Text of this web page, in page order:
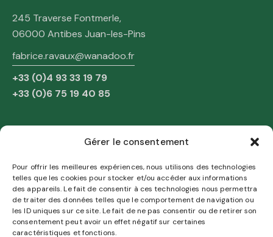
Gérer le consentement
Pour offrir les meilleures expériences, nous utilisons des technologies
telles que les cookies pour stocker et/ou accéder aux informations
des appareils. Le fait de consentir à ces technologies nous permettra
de traiter des données telles que le comportement de navigation ou
les ID uniques sur ce site. Le fait de ne pas consentir ou de retirer son
consentement peut avoir un effet négatif sur certaines
caractéristiques et fonctions.
245 Traverse Fontmerle,
06000 Antibes Juan-les-Pins
fabrice.ravaux@wanadoo.fr
+33 (0)4 93 33 19 79
+33 (0)6 75 19 40 85
Mentions Légales
Politique de confidentialité
Politique de Cookies